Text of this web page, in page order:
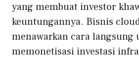
yang membuat investor
keuntungannya. Bisnis
menawarkan cara langsung
memonetisasi investasi